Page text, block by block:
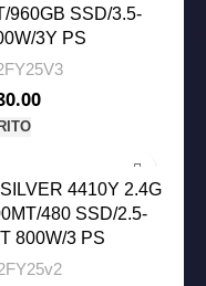
960GB SSD/3.5-
3Y PS
El
$ 7,480.00.
4410Y 2.4G
480 SSD/2.5-
800W/3 PS